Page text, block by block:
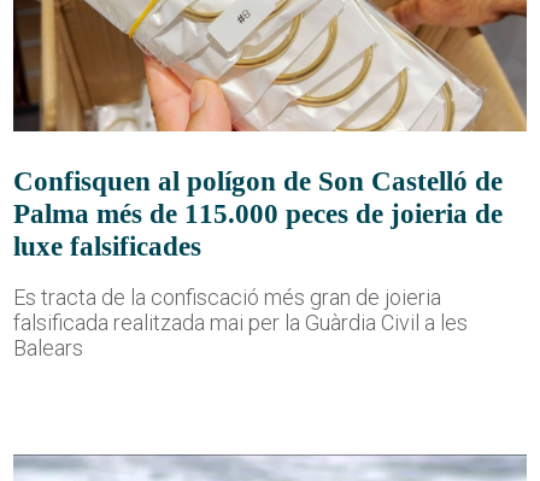
Confisquen al polígon de Son Castelló de
Palma més de 115.000 peces de joieria de
luxe falsificades
Es tracta de la confiscació més gran de joieria
falsificada realitzada mai per la Guàrdia Civil a les
Balears